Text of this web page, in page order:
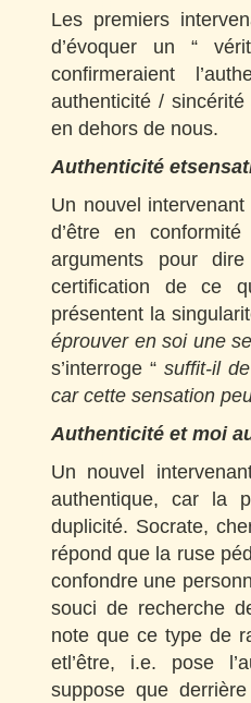
Les premiers
d’évoquer un “
confirmeraient
authenticité /
en dehors de nous.
Authenticité
Un nouvel
d’être en
arguments pour
certification de ce
présentent la
éprouver en soi une
s’interroge “suffit-il
car cette sensation
Authenticité et moi
Un nouvel
authentique, car la
duplicité. Socrate,
répond que la ruse
confondre une
souci de recherche
note que ce type de
etl’être, i.e. pose
suppose que